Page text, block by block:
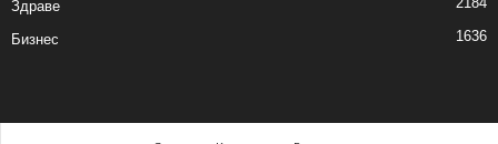
Здраве
Бизнес 1636